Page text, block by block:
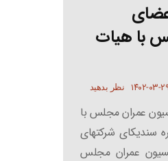
با هیات
۰۳-۲۹ نظر بدهید
عمران مجلس با
سندیکای شرکتهای
عمران مجلس